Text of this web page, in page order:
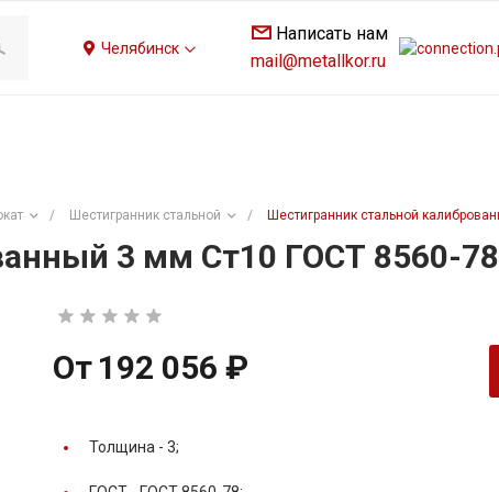
Челябинск
Написать нам
mail@metallkor.ru
/ Шестигранник стальной / Шестигранник стальной
3 мм Ст10 ГОСТ 8560-78
От 192 056 ₽
Толщина - 3;